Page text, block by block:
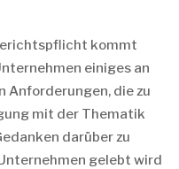
kommt
einiges an
Anforderungen, die zu
mit der Thematik
darüber zu
gelebt wird